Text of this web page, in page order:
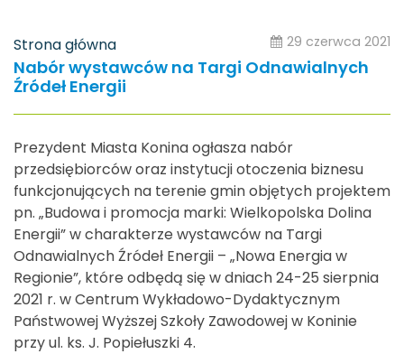
Strona główna 29 czerwca 2021
Nabór wystawców na Targi Odnawialnych
Źródeł Energii
Prezydent Miasta Konina ogłasza nabór
przedsiębiorców oraz instytucji otoczenia biznesu
funkcjonujących na terenie gmin objętych projektem
pn. „Budowa i promocja marki: Wielkopolska Dolina
Energii” w charakterze wystawców na Targi
Odnawialnych Źródeł Energii – „Nowa Energia w
Regionie”, które odbędą się w dniach 24-25 sierpnia
2021 r. w Centrum Wykładowo-Dydaktycznym
Państwowej Wyższej Szkoły Zawodowej w Koninie
przy ul. ks. J. Popiełuszki 4.